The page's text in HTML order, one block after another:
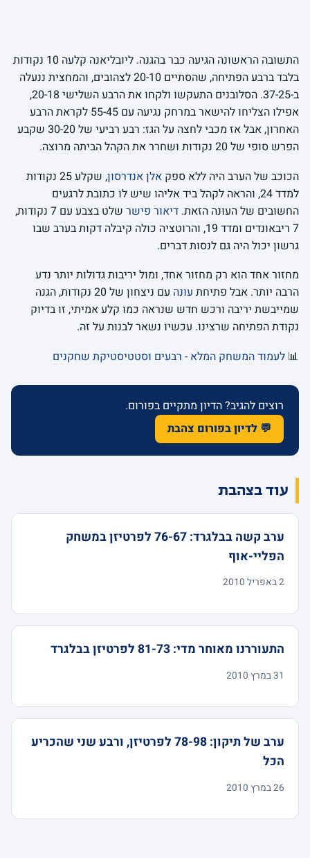
התשובה הראשונה הגיעה כבר בהגנה. ליובליאנה קלעה 10 נקודות
בלבד ברבע הפתיחה, שהסתיים 20-10 לצהובים, והמחצית ננעלה
ב-37-25. הסלובנים התעקשו ולקחו את הרבע השלישי 20-18,
אפילו הצליחו להישאר במרחק נגיעה עם 55-45 לקראת הרבע
האחרון, אבל אז מכבי לחצה על הגז: רבע רביעי של 30-20 שקבע
הפרש סופי של 20 נקודות ושחרר את הקהל הביתה מרוצה.
הכוכב של הערב היה ללא ספק אלן אנדרסון
, שקלע 25 נקודות
למדד 24, והראה לקהל ביד אליהו שיש לו כתובת לרגעים
החשובים של העונה הזאת. דיאור פישר
שלט בצבע עם 7 נקודות,
7 ריבאונדים ומדד 19, והרוטציה כולה קיבלה דקות בערב שבו
גרשון יכול היה גם לנסות דברים.
מחזור אחד הוא רק מחזור אחד, ומול יריבות גדולות יותר נדע
הרבה יותר. אבל פתיחת עונה
עם ניצחון של 20 נקודות, הגנה
שמייבשת יריבה ורכש חדש שנראה כמו קלע אמיתי, זו בדיוק
נקודת הפתיחה שרצינו. עכשיו נשאר לבנות על זה.
📊 לעמוד המשחק המלא - רבעים וסטטיסטיקת שחקנים
רוצים להגיב? הדיון מתקיים בפורום.
💬 לדיון בפורום צהבת
עוד בצהבת
ערב קשה בבלגרד: 76-67 לפרטיזן במשחק
הפליי-אוף
2 באפריל 2010
התעוררנו מאוחר מדי: 81-73 לפרטיזן בבלגרד
31 במרץ 2010
ערב של תיקון: 78-98 לפרטיזן, ורבע שני שהכריע
הכל
26 במרץ 2010